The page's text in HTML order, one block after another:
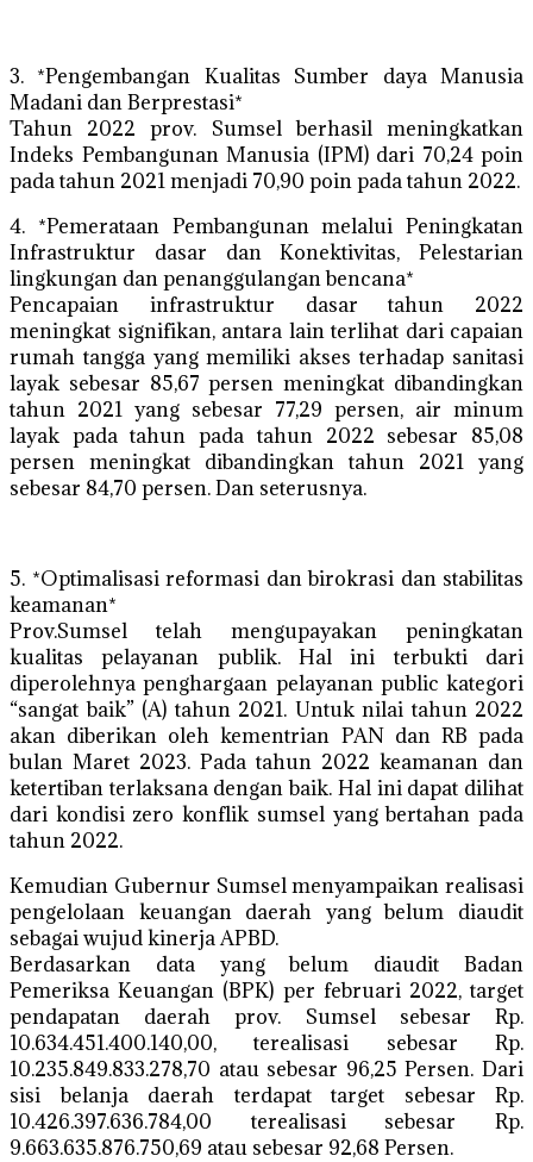
3. *Pengembangan Kualitas Sumber daya Manusia
Madani dan Berprestasi*
Tahun 2022 prov. Sumsel berhasil meningkatkan
Indeks Pembangunan Manusia (IPM) dari 70,24 poin
pada tahun 2021 menjadi 70,90 poin pada tahun 2022.
4. *Pemerataan Pembangunan melalui Peningkatan
Infrastruktur dasar dan Konektivitas, Pelestarian
lingkungan dan penanggulangan bencana*
Pencapaian infrastruktur dasar tahun 2022
meningkat signifikan, antara lain terlihat dari capaian
rumah tangga yang memiliki akses terhadap sanitasi
layak sebesar 85,67 persen meningkat dibandingkan
tahun 2021 yang sebesar 77,29 persen, air minum
layak pada tahun pada tahun 2022 sebesar 85,08
persen meningkat dibandingkan tahun 2021 yang
sebesar 84,70 persen. Dan seterusnya.
5. *Optimalisasi reformasi dan birokrasi dan stabilitas
keamanan*
Prov.Sumsel telah mengupayakan peningkatan
kualitas pelayanan publik. Hal ini terbukti dari
diperolehnya penghargaan pelayanan public kategori
“sangat baik” (A) tahun 2021. Untuk nilai tahun 2022
akan diberikan oleh kementrian PAN dan RB pada
bulan Maret 2023. Pada tahun 2022 keamanan dan
ketertiban terlaksana dengan baik. Hal ini dapat dilihat
dari kondisi zero konflik sumsel yang bertahan pada
tahun 2022.
Kemudian Gubernur Sumsel menyampaikan realisasi
pengelolaan keuangan daerah yang belum diaudit
sebagai wujud kinerja APBD.
Berdasarkan data yang belum diaudit Badan
Pemeriksa Keuangan (BPK) per februari 2022, target
pendapatan daerah prov. Sumsel sebesar Rp.
10.634.451.400.140,00, terealisasi sebesar Rp.
10.235.849.833.278,70 atau sebesar 96,25 Persen. Dari
sisi belanja daerah terdapat target sebesar Rp.
10.426.397.636.784,00 terealisasi sebesar Rp.
9.663.635.876.750,69 atau sebesar 92,68 Persen.